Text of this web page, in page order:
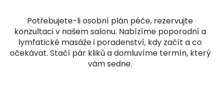
Potřebujete-li osobní plán péče, rezervujte
konzultaci v našem salonu. Nabízíme poporodní a
lymfatické masáže i poradenství, kdy začít a co
očekávat. Stačí pár kliků a domluvíme termín, který
vám sedne.